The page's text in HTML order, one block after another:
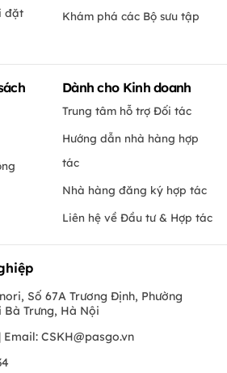
đặt
Khám phá các Bộ sưu tập
Dành cho Kinh doanh
Trung tâm hỗ trợ Đối tác
Hướng dẫn nhà hàng hợp
tác
Nhà hàng đăng ký hợp tác
Liên hệ về Đầu tư & Hợp tác
Số 67A Trương Định, Phường
Bà Trưng, Hà Nội
Email: CSKH@pasgo.vn